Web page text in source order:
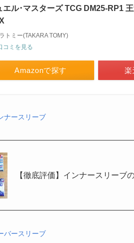
エル･マスターズ TCG DM25-RP1
トミー(TAKARA TOMY)
コミを見る
Amazonで探す 楽
ナースリーブ
【徹底評価】インナースリーブ
バースリーブ